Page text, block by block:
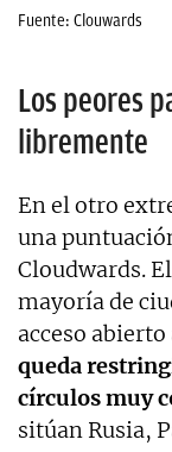
Fuente: Clouwards
Los peores
libremente
En el otro
una
Cloudwards.
mayoría de
acceso
queda
círculos muy
sitúan Rusia,